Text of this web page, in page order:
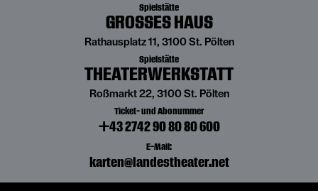
Spielstätte
GROSSES HAUS
Rathausplatz 11, 3100 St. Pölten
Spielstätte
THEATERWERKSTATT
Roßmarkt 22, 3100 St. Pölten
Ticket- und Abonummer
+43 2742 90 80 80 600
E-Mail:
karten@landestheater.net